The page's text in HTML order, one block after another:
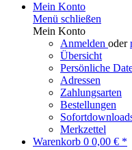
Mein Konto
Menü schließen
Mein Konto
Anmelden oder
Übersicht
Persönliche
Adressen
Zahlungsarten
Bestellungen
Merkzettel
Warenkorb 0 0,00 € *